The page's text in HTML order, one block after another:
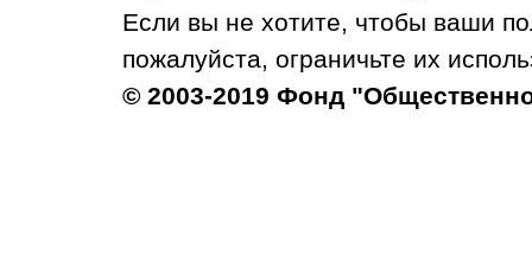
Если вы не хотите, чтобы ваши
пожалуйста, ограничьте их
© 2003-2019 Фонд